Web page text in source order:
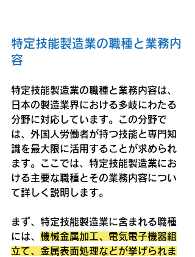
特定技能製造業の職種と業務内
容
特定技能製造業の職種と業務内容は、
日本の製造業界における多岐にわたる
分野に対応しています。この分野で
は、外国人労働者が持つ技能と専門知
識を最大限に活用することが求められ
ます。ここでは、特定技能製造業にお
ける主要な職種とその業務内容につい
て詳しく説明します。
まず、特定技能製造業に含まれる職種
には、 機械金属加工、電気電子機器組
立て、金属表面処理などが挙げられま